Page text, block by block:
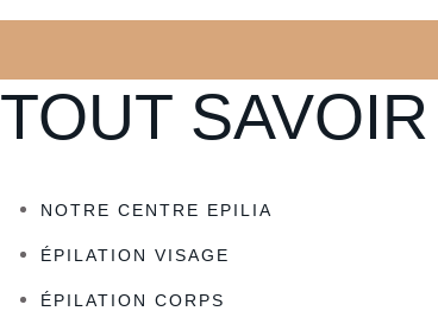
TOUT
NOTRE CENTRE EPILIA
ÉPILATION VISAGE
ÉPILATION CORPS